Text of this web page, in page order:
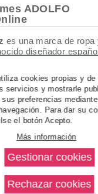
ADOLFO
es una marca de
diseñador
se remontan a la
modas lanzó su
de la marca
el elenco de la
Vice.
campaña "La arruga
de la moda y enmarca
apuesta por lo
como el lino o
De la misma
y perfumes
naturaleza.
cookies propias y de
servicios y mostrarle
sus preferencias
Para dar su
el botón Acepto.
Más información